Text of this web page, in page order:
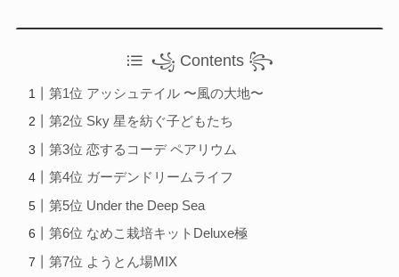
꧁ Contents ꧂
第1位 アッシュテイル 〜風の大地〜
第2位 Sky 星を紡ぐ子どもたち
第3位 恋するコーデ ペアリウム
第4位 ガーデンドリームライフ
第5位 Under the Deep Sea
第6位 なめこ栽培キットDeluxe極
第7位 ようとん場MIX